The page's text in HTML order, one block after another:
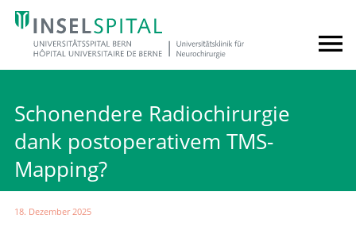
Schonendere Radiochirurgie
dank postoperativem TMS-
Mapping?
18. Dezember 2025